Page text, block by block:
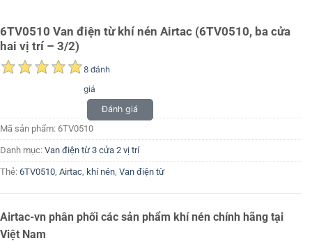
6TV0510 Van điện từ khí nén Airtac (6TV0510, ba cửa
hai vị trí – 3/2)
8 đánh
giá
Đánh giá
Mã sản phẩm: 6TV0510
Danh mục: Van điện từ 3 cửa 2 vị trí
Thẻ: 6TV0510, Airtac, khí nén, Van điện từ
Airtac-vn phân phối các sản phẩm khí nén chính hãng tại
Việt Nam